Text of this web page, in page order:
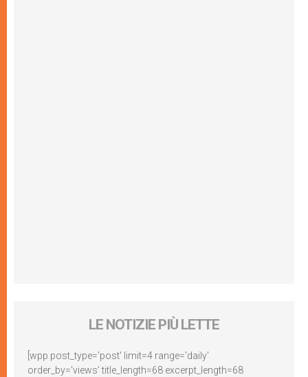
LE NOTIZIE PIÙ LETTE
[wpp post_type='post' limit=4 range='daily'
order_by='views' title_length=68 excerpt_length=68